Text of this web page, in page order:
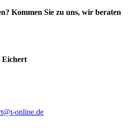
Kommen Sie zu uns, wir beraten
Eichert
online.de